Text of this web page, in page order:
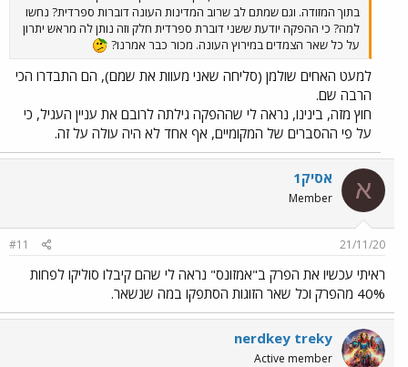
בתוך המזודה. וגם שמתם לב שרוב המדינות העונה דוברות ספרדית? נחשו
למה? כי ההפקה יודעת ששני דוברת ספרדית חלק וזה נותן לה מראש יתרון
על כל שאר הצמדים במירוץ העונה. מכור כבר אמרנו?
למעט האחים שולמן (סליחה שאני מעוות את שמם), הם התבדרו הכי
הרבה שם.
חוץ מזה, בינינו, נראה לי שההפקה גילתה לרובם את עניין העגיל, כי
על פי ההסברים של המקומיים, אף אחד לא היה עולה על זה.
א אסיק1
Member
21/11/20
#11
ראיתי עכשיו את הפרק ב"אמזונס" נראה לי שהם קיבלו סוליקו לפחות
40% מהפרק וכל שאר הזוגות הסתפקו במה שנשאר.
nerdkey treky
Active member